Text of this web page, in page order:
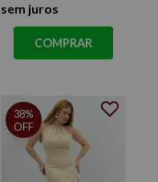
sem juros
COMPRAR
38%
OFF